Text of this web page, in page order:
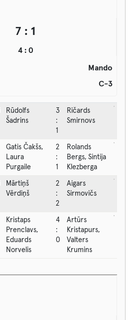
7 : 1
4 : 0
Mando
C-3
Rūdolfs
Šadrins
3
:
1
Ričards
Smirnovs
Gatis Čakšs,
Laura
Purgaile
2
:
1
Rolands
Bergs, Sintija
Klezberga
Mārtiņš
Vērdiņš
2
:
2
Aigars
Sirmovičs
Kristaps
Prenclavs,
Eduards
Norvelis
4
:
0
Artūrs
Kristapurs,
Valters
Krumins